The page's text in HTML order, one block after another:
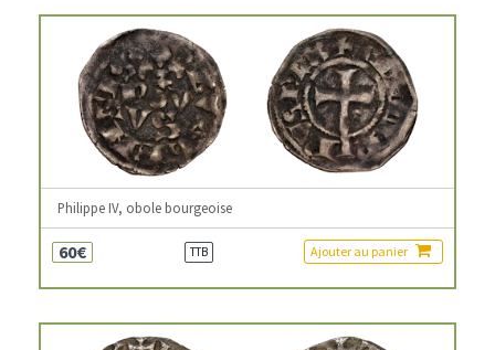
Philippe IV, obole bourgeoise
60€ TTB Ajouter au panier